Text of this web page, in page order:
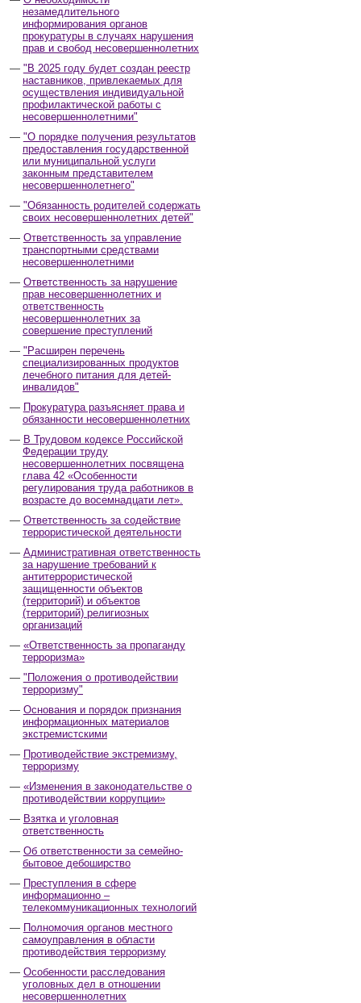
незамедлительного
информирования органов
прокуратуры в случаях нарушения
прав и свобод несовершеннолетних
"В 2025 году будет создан реестр
наставников, привлекаемых для
осуществления индивидуальной
профилактической работы с
несовершеннолетними"
"О порядке получения результатов
предоставления государственной
или муниципальной услуги
законным представителем
несовершеннолетнего"
"Обязанность родителей содержать
своих несовершеннолетних детей"
Ответственность за управление
транспортными средствами
несовершеннолетними
Ответственность за нарушение
прав несовершеннолетних и
ответственность
несовершеннолетних за
совершение преступлений
"Расширен перечень
специализированных продуктов
лечебного питания для детей-
инвалидов"
Прокуратура разъясняет права и
обязанности несовершеннолетних
В Трудовом кодексе Российской
Федерации труду
несовершеннолетних посвящена
глава 42 «Особенности
регулирования труда работников в
возрасте до восемнадцати лет».
Ответственность за содействие
террористической деятельности
Административная ответственность
за нарушение требований к
антитеррористической
защищенности объектов
(территорий) и объектов
(территорий) религиозных
организаций
«Ответственность за пропаганду
терроризма»
"Положения о противодействии
терроризму"
Основания и порядок признания
информационных материалов
экстремистскими
Противодействие экстремизму,
терроризму
«Изменения в законодательстве о
противодействии коррупции»
Взятка и уголовная
ответственность
Об ответственности за семейно-
бытовое дебоширство
Преступления в сфере
информационно –
телекоммуникационных технологий
Полномочия органов местного
самоуправления в области
противодействия терроризму
Особенности расследования
уголовных дел в отношении
несовершеннолетних